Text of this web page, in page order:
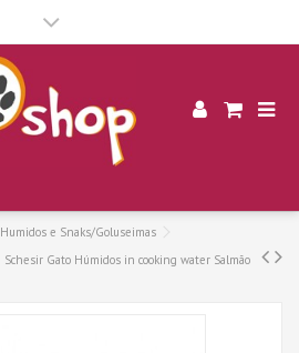
Humidos e Snaks/Goluseimas
Schesir Gato Húmidos in cooking water Salmão